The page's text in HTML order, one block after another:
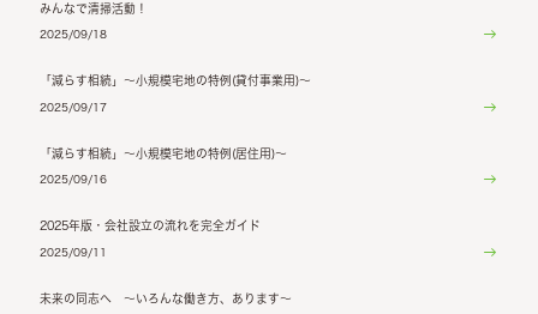
みんなで清掃活動！
2025/09/18
「減らす相続」～小規模宅地の特例(貸付事業用)～
2025/09/17
「減らす相続」～小規模宅地の特例(居住用)～
2025/09/16
2025年版・会社設立の流れを完全ガイド
2025/09/11
未来の同志へ ～いろんな働き方、あります～